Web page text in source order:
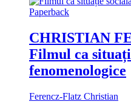
Paperback
CHRISTIAN
Filmul ca
fenomenologice
Ferencz-Flatz Christian